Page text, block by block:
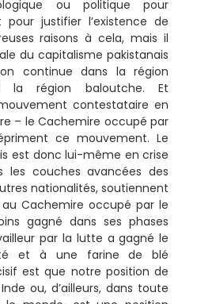
ou politique pour
justifier l’existence de
raisons à cela, mais il
du capitalisme pakistanais
continue dans la région
la région baloutche. Et
contestataire en
– le Cachemire occupé par
ce mouvement. Le
est donc lui-même en crise
couches avancées des
nationalités, soutiennent
Cachemire occupé par le
gagné dans ses phases
par la lutte a gagné le
et à une farine de blé
est que notre position de
ou, d’ailleurs, dans toute